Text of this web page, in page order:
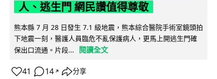
人、逃生門 網民讚值得尊敬
熊本縣 7 月 28 日發生 7.1 級地震，熊本綜合醫院手術室鏡頭拍
下地震一刻，醫護人員臨危不亂保護病人，更馬上開逃生門確
保出口流通。片段...
閱讀全文
41 14 ↗ 分享